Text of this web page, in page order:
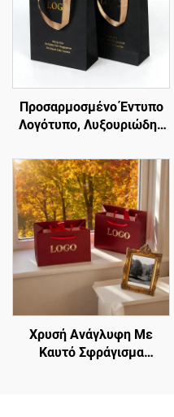
Προσαρμοσμένο Έντυπο
Λογότυπο, Λυξουριώδης
Δώρου με Λαβή από
Κορδόνι,
Προσαρμοσμένες Τσάντες
Ψώνισμα με Λογότυπα
Χρυσή Ανάγλυφη Με
Καυτό Σφράγισμα